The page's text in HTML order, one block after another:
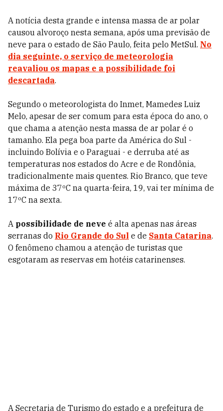
A notícia desta grande e intensa massa de ar polar
causou alvoroço nesta semana, após uma previsão de
neve para o estado de São Paulo, feita pelo MetSul. No
dia seguinte, o serviço de meteorologia
reavaliou os mapas e a possibilidade foi
descartada.
Segundo o meteorologista do Inmet, Mamedes Luiz
Melo, apesar de ser comum para esta época do ano, o
que chama a atenção nesta massa de ar polar é o
tamanho. Ela pega boa parte da América do Sul -
incluindo Bolívia e o Paraguai - e derruba até as
temperaturas nos estados do Acre e de Rondônia,
tradicionalmente mais quentes. Rio Branco, que teve
máxima de 37ºC na quarta-feira, 19, vai ter mínima de
17ºC na sexta.
A possibilidade de neve é alta apenas nas áreas
serranas do Rio Grande do Sul e de Santa Catarina.
O fenômeno chamou a atenção de turistas que
esgotaram as reservas em hotéis catarinenses.
A Secretaria de Turismo do estado e a prefeitura de